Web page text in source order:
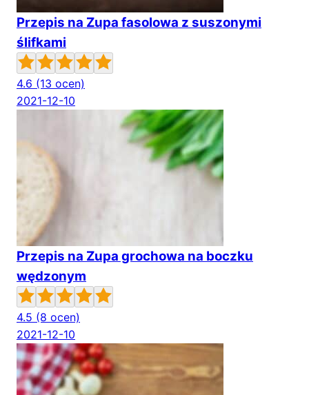
Przepis na Zupa fasolowa z suszonymi
ślifkami
4.6 (13 ocen)
2021-12-10
Przepis na Zupa grochowa na boczku
wędzonym
4.5 (8 ocen)
2021-12-10